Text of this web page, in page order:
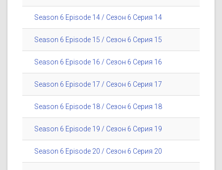
Season 6 Episode 14 / Сезон 6 Серия 14
Season 6 Episode 15 / Сезон 6 Серия 15
Season 6 Episode 16 / Сезон 6 Серия 16
Season 6 Episode 17 / Сезон 6 Серия 17
Season 6 Episode 18 / Сезон 6 Серия 18
Season 6 Episode 19 / Сезон 6 Серия 19
Season 6 Episode 20 / Сезон 6 Серия 20